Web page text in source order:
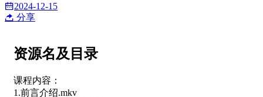
2024-12-15
分享
资源名及目录
课程内容：
1.前言介绍.mkv